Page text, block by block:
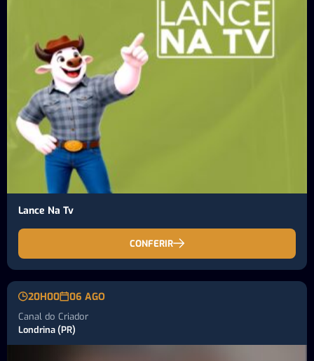
Lance Na Tv
CONFERIR
20H00 06 AGO
Canal do Criador
Londrina (PR)